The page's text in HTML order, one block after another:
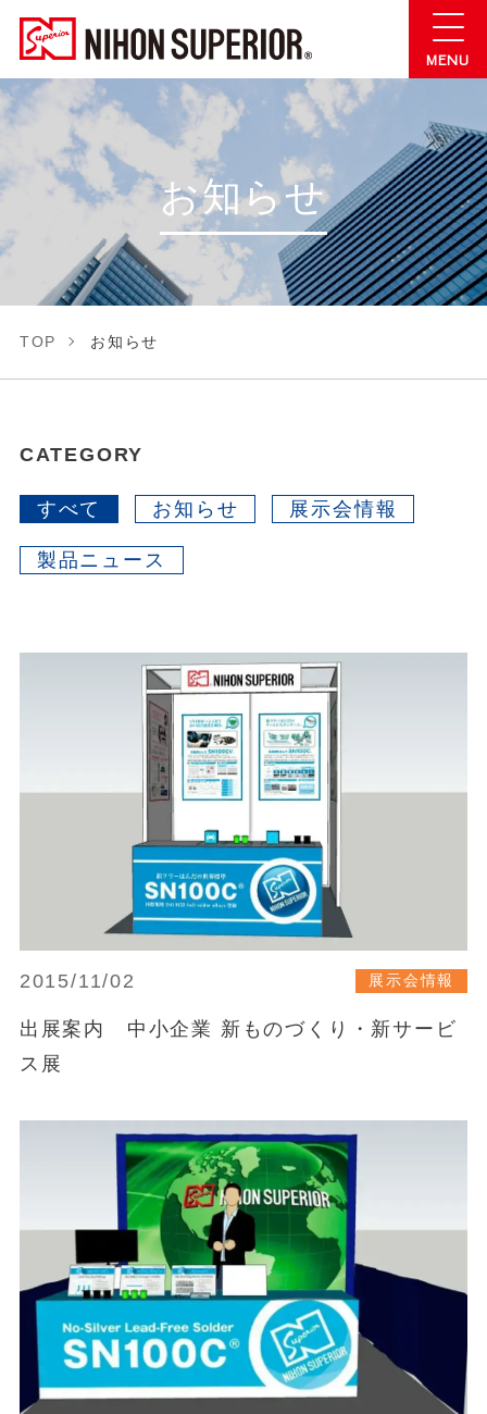
お知らせ
TOP お知らせ
CATEGORY
すべて お知らせ 展示会情報
製品ニュース
2015/11/02 展示会情報
出展案内 中小企業 新ものづくり・新サービ
ス展